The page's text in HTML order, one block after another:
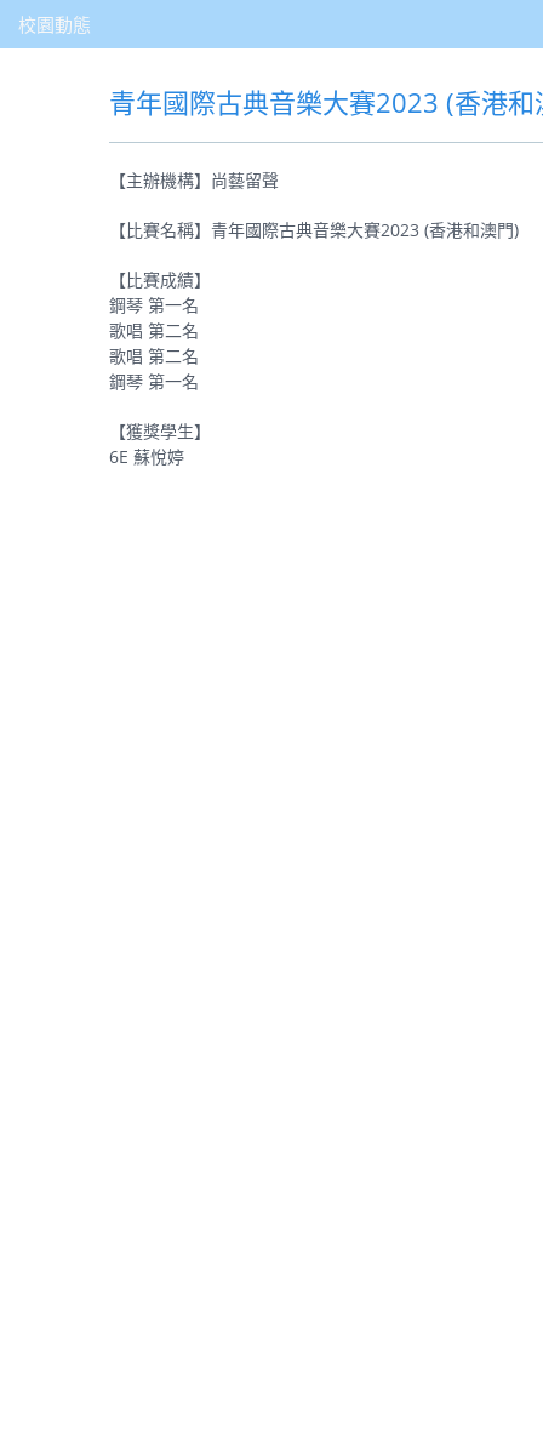
校園動態
青年國際古典音樂大賽2023 (香港
【主辦機構】尚藝留聲
【比賽名稱】青年國際古典音樂大賽2023 (香港和澳門)
【比賽成績】
鋼琴 第一名
歌唱 第二名
歌唱 第二名
鋼琴 第一名
【獲獎學生】
6E 蘇悅婷